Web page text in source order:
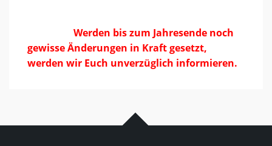
Werden bis zum Jahresende noch
gewisse Änderungen in Kraft gesetzt,
werden wir Euch unverzüglich informieren.